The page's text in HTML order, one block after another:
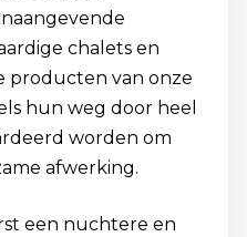
chalets en
producten van onze
hun weg door heel
worden om
afwerking.
een nuchtere en